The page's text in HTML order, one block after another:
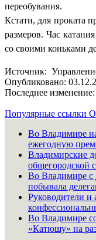
переобувания.
Кстати, для проката
размеров. Час
со своими коньками
Источник:
Опубликовано:
Последнее
Популярные ссылки
Во Владимире
ежегодную
Владимирские
общегородской
Во Владимире с
побывала
Руководители и
Во Владимире
«Катюшу» на